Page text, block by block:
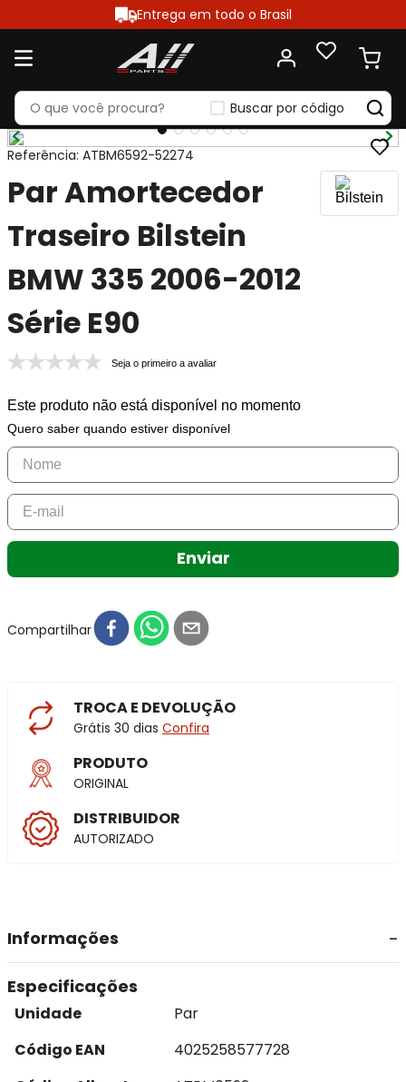
Entrega em todo o Brasil
Buscar por código
Referência: ATBM6592-52274
Par Amortecedor
Traseiro Bilstein
BMW 335 2006-2012
Série E90
Seja o primeiro a avaliar
Este produto não está disponível no momento
Quero saber quando estiver disponível
Enviar
Compartilhar
TROCA E DEVOLUÇÃO
Grátis 30 dias Confira
PRODUTO
ORIGINAL
DISTRIBUIDOR
AUTORIZADO
Informações
Especificações
Unidade
Par
Código EAN
4025258577728